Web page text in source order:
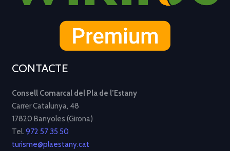
CONTACTE
Consell Comarcal del Pla de l’Estany
Carrer Catalunya, 48
17820 Banyoles (Girona)
Tel. 972 57 35 50
turisme@plaestany.cat